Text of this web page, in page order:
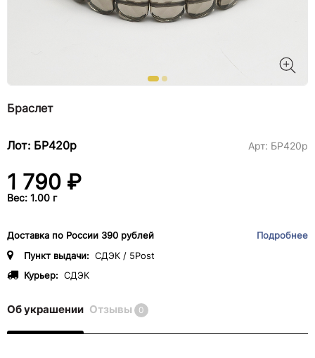
Браслет
Лот: БР420р Арт: БР420р
1 790 ₽
Вес: 1.00 г
Доставка по России 390 рублей
Подробнее
Пункт выдачи: СДЭК / 5Post
Курьер: СДЭК
Об украшении Отзывы 0